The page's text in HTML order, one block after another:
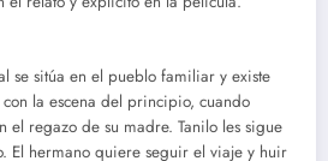
se sitúa en el pueblo familiar y existe
la escena del principio, cuando
el regazo de su madre. Tanilo les sigue
El hermano quiere seguir el viaje y huir